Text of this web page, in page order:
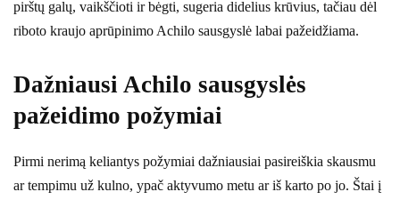
pirštų galų, vaikščioti ir bėgti, sugeria didelius krūvius, tačiau dėl
riboto kraujo aprūpinimo Achilo sausgyslė labai pažeidžiama.
Dažniausi Achilo sausgyslės
pažeidimo požymiai
Pirmi nerimą keliantys požymiai dažniausiai pasireiškia skausmu
ar tempimu už kulno, ypač aktyvumo metu ar iš karto po jo. Štai į